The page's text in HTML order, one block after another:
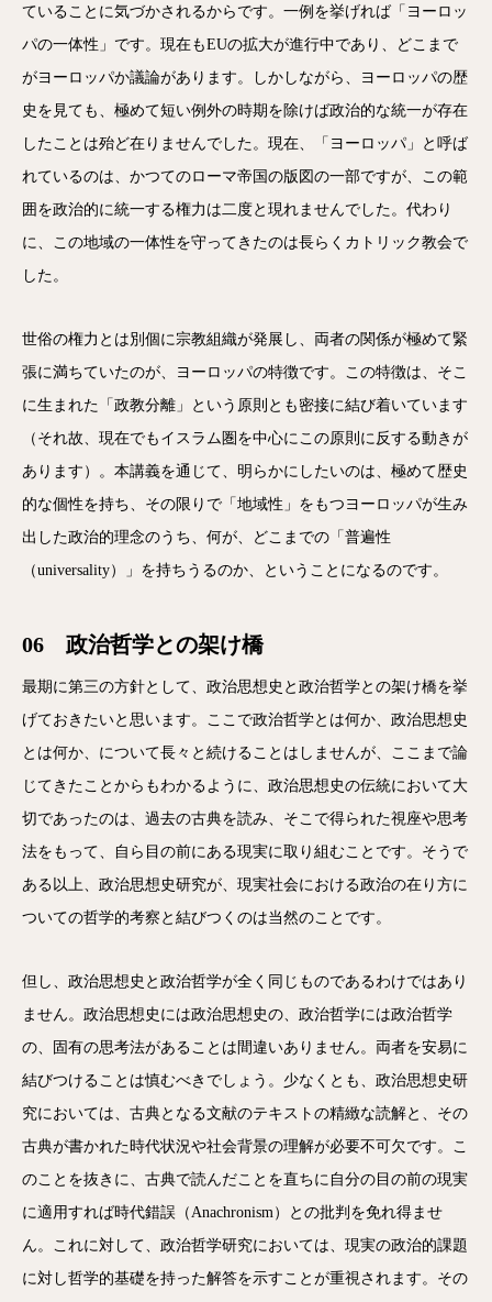
ていることに気づかされるからです。一例を挙げれば「ヨーロッ
パの一体性」です。現在もEUの拡大が進行中であり、どこまで
がヨーロッパか議論があります。しかしながら、ヨーロッパの歴
史を見ても、極めて短い例外の時期を除けば政治的な統一が存在
したことは殆ど在りませんでした。現在、「ヨーロッパ」と呼ば
れているのは、かつてのローマ帝国の版図の一部ですが、この範
囲を政治的に統一する権力は二度と現れませんでした。代わり
に、この地域の一体性を守ってきたのは長らくカトリック教会で
した。
世俗の権力とは別個に宗教組織が発展し、両者の関係が極めて緊
張に満ちていたのが、ヨーロッパの特徴です。この特徴は、そこ
に生まれた「政教分離」という原則とも密接に結び着いています
（それ故、現在でもイスラム圏を中心にこの原則に反する動きが
あります）。本講義を通じて、明らかにしたいのは、極めて歴史
的な個性を持ち、その限りで「地域性」をもつヨーロッパが生み
出した政治的理念のうち、何が、どこまでの「普遍性
（universality）」を持ちうるのか、ということになるのです。
06 政治哲学との架け橋
最期に第三の方針として、政治思想史と政治哲学との架け橋を挙
げておきたいと思います。ここで政治哲学とは何か、政治思想史
とは何か、について長々と続けることはしませんが、ここまで論
じてきたことからもわかるように、政治思想史の伝統において大
切であったのは、過去の古典を読み、そこで得られた視座や思考
法をもって、自ら目の前にある現実に取り組むことです。そうで
ある以上、政治思想史研究が、現実社会における政治の在り方に
ついての哲学的考察と結びつくのは当然のことです。
但し、政治思想史と政治哲学が全く同じものであるわけではあり
ません。政治思想史には政治思想史の、政治哲学には政治哲学
の、固有の思考法があることは間違いありません。両者を安易に
結びつけることは慎むべきでしょう。少なくとも、政治思想史研
究においては、古典となる文献のテキストの精緻な読解と、その
古典が書かれた時代状況や社会背景の理解が必要不可欠です。こ
のことを抜きに、古典で読んだことを直ちに自分の目の前の現実
に適用すれば時代錯誤（Anachronism）との批判を免れ得ませ
ん。これに対して、政治哲学研究においては、現実の政治的課題
に対し哲学的基礎を持った解答を示すことが重視されます。その